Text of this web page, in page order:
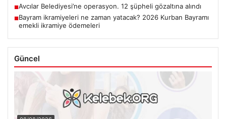
■Avcılar Belediyesi’ne operasyon. 12 şüpheli gözaltına alındı
■Bayram ikramiyeleri ne zaman yatacak? 2026 Kurban Bayramı
emekli ikramiye ödemeleri
Güncel